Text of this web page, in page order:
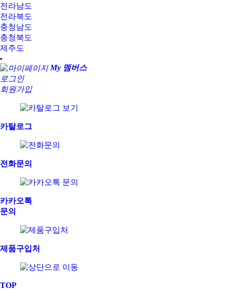
전라남도
전라북도
충청남도
충청북도
제주도
My 멤버스
로그인
회원가입
카탈로그
전화문의
카카오톡
문의
제품구입처
TOP